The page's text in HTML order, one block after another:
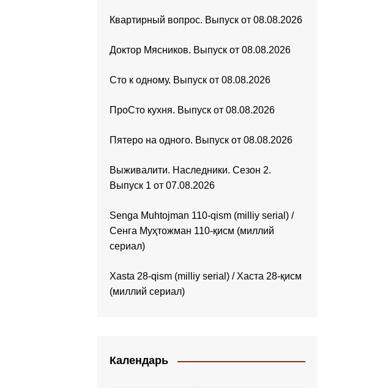
Квартирный вопрос. Выпуск от 08.08.2026
Доктор Мясников. Выпуск от 08.08.2026
Сто к одному. Выпуск от 08.08.2026
ПроСто кухня. Выпуск от 08.08.2026
Пятеро на одного. Выпуск от 08.08.2026
Выживалити. Наследники. Сезон 2.
Выпуск 1 от 07.08.2026
Senga Muhtojman 110-qism (milliy serial) /
Сенга Муҳтожман 110-қисм (миллий
сериал)
Xasta 28-qism (milliy serial) / Хаста 28-қисм
(миллий сериал)
Календарь